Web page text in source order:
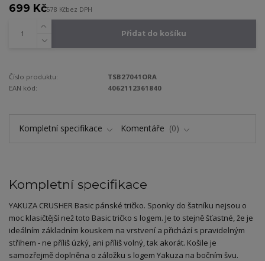
699 Kč578 Kčbez DPH
Přidat do košíku
Číslo produktu:
TSB27041ORA
EAN kód:
4062112361840
Kompletní specifikace Komentáře 0
Kompletní specifikace
YAKUZA CRUSHER Basic pánské tričko. Sponky do šatníku nejsou o
moc klasičtější než toto Basic tričko s logem. Je to stejně šťastné, že je
ideálním základním kouskem na vrstvení a přichází s pravidelným
střihem - ne příliš úzký, ani příliš volný, tak akorát. Košile je
samozřejmě doplněna o záložku s logem Yakuza na bočním švu.